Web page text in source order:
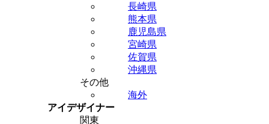
長崎県
熊本県
鹿児島県
宮崎県
佐賀県
沖縄県
その他
海外
アイデザイナー
関東